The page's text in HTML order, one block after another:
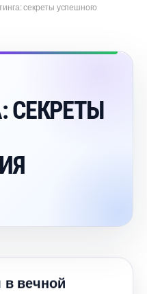
секреты успешного
СЕКРЕТЫ
вечной